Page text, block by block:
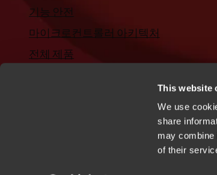
This website
We use
share
may combine
of their
기능 안전
마이크로컨트롤러 아키텍처
전체 제품